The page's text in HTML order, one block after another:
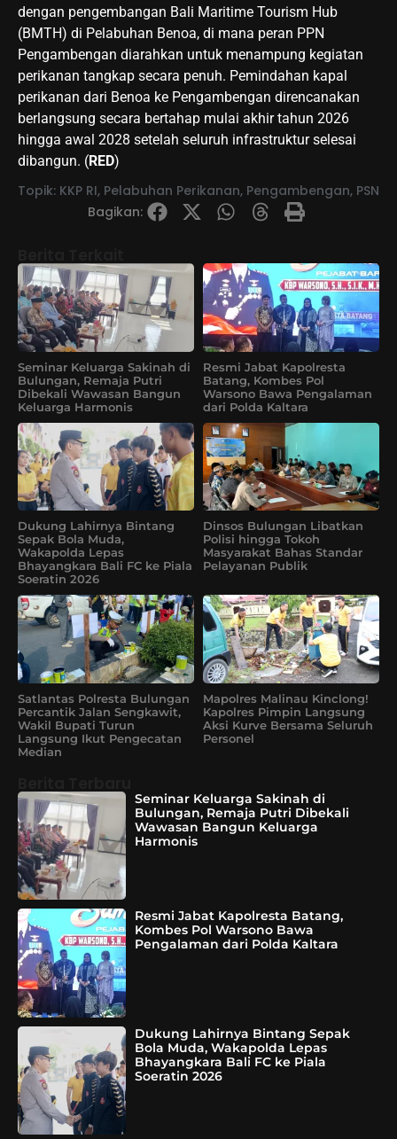
dengan pengembangan Bali Maritime Tourism Hub
(BMTH) di Pelabuhan Benoa, di mana peran PPN
Pengambengan diarahkan untuk menampung kegiatan
perikanan tangkap secara penuh. Pemindahan kapal
perikanan dari Benoa ke Pengambengan direncanakan
berlangsung secara bertahap mulai akhir tahun 2026
hingga awal 2028 setelah seluruh infrastruktur selesai
dibangun. (RED)
Topik: KKP RI, Pelabuhan Perikanan, Pengambengan, PSN
Bagikan:
Seminar Keluarga Sakinah di
Bulungan, Remaja Putri
Dibekali Wawasan Bangun
Keluarga Harmonis
Resmi Jabat Kapolresta
Batang, Kombes Pol
Warsono Bawa Pengalaman
dari Polda Kaltara
Dukung Lahirnya Bintang
Sepak Bola Muda,
Wakapolda Lepas
Bhayangkara Bali FC ke Piala
Soeratin 2026
Dinsos Bulungan Libatkan
Polisi hingga Tokoh
Masyarakat Bahas Standar
Pelayanan Publik
Satlantas Polresta Bulungan
Percantik Jalan Sengkawit,
Wakil Bupati Turun
Langsung Ikut Pengecatan
Median
Mapolres Malinau Kinclong!
Kapolres Pimpin Langsung
Aksi Kurve Bersama Seluruh
Personel
Seminar Keluarga Sakinah di
Bulungan, Remaja Putri Dibekali
Wawasan Bangun Keluarga
Harmonis
Resmi Jabat Kapolresta Batang,
Kombes Pol Warsono Bawa
Pengalaman dari Polda Kaltara
Dukung Lahirnya Bintang Sepak
Bola Muda, Wakapolda Lepas
Bhayangkara Bali FC ke Piala
Soeratin 2026